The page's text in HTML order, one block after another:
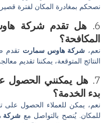
نصحكم بمغادرة المكان لفترة
6.
هل تقدم شركة
المكافحة؟
نعم،شركة هاوس سمارت تقدم
النتائج المتوقعة، يمكننا تقديم
7. هل يمكنني الحصول
بدء الخدمة؟
نعم، يمكن للعملاء الحصول على
للمكان. يُنصح بالتواصل معشركة